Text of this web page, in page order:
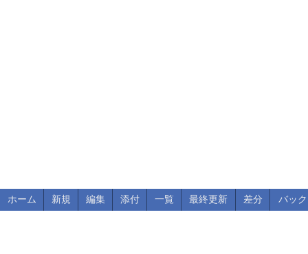
ホーム 新規 編集 添付 一覧 最終更新 差分 バッ